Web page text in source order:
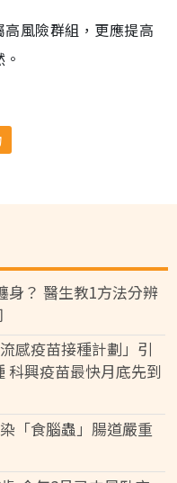
風險群組，更應提高
身？ 醫生教1方法分辨
感疫苗接種計劃」引
科興疫苗最快月底先到
「食腦蟲」腸道嚴重